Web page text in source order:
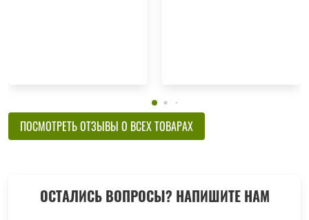
ПОСМОТРЕТЬ ОТЗЫВЫ О ВСЕХ ТОВАРАХ
ОСТАЛИСЬ ВОПРОСЫ? НАПИШИТЕ НАМ